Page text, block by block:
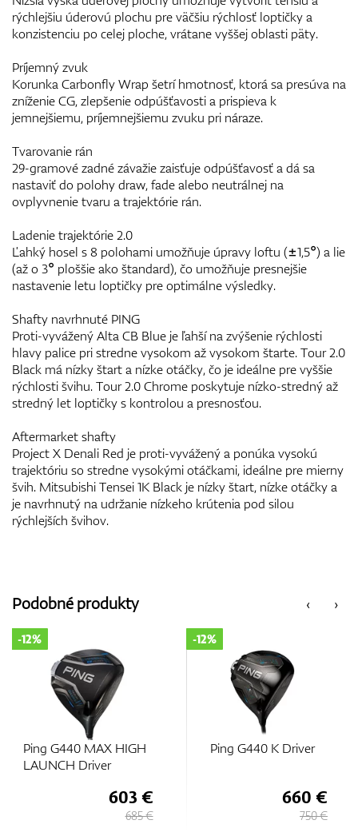
rýchlejšiu úderovú plochu pre väčšiu rýchlosť loptičky a
konzistenciu po celej ploche, vrátane vyššej oblasti päty.
Príjemný zvuk
Korunka Carbonfly Wrap šetrí hmotnosť, ktorá sa presúva na
zníženie CG, zlepšenie odpúšťavosti a prispieva k
jemnejšiemu, príjemnejšiemu zvuku pri náraze.
Tvarovanie rán
29-gramové zadné závažie zaisťuje odpúšťavosť a dá sa
nastaviť do polohy draw, fade alebo neutrálnej na
ovplyvnenie tvaru a trajektórie rán.
Ladenie trajektórie 2.0
Ľahký hosel s 8 polohami umožňuje úpravy loftu (±1,5°) a lie
(až o 3° ploššie ako štandard), čo umožňuje presnejšie
nastavenie letu loptičky pre optimálne výsledky.
Shafty navrhnuté PING
Proti-vyvážený Alta CB Blue je ľahší na zvýšenie rýchlosti
hlavy palice pri stredne vysokom až vysokom štarte. Tour 2.0
Black má nízky štart a nízke otáčky, čo je ideálne pre vyššie
rýchlosti švihu. Tour 2.0 Chrome poskytuje nízko-stredný až
stredný let loptičky s kontrolou a presnosťou.
Aftermarket shafty
Project X Denali Red je proti-vyvážený a ponúka vysokú
trajektóriu so stredne vysokými otáčkami, ideálne pre mierny
švih. Mitsubishi Tensei 1K Black je nízky štart, nízke otáčky a
je navrhnutý na udržanie nízkeho krútenia pod silou
rýchlejších švihov.
‹
Podobné produkty ›
Ping G440 MAX HIGH
LAUNCH Driver
-12%
603 €
685 €
Ping G440 K Driver
-12%
660 €
750 €